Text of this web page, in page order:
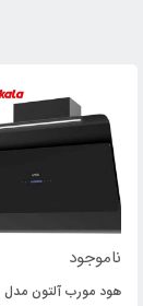
ناموجود